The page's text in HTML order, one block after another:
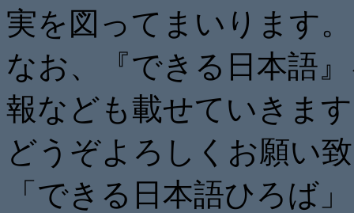
実を図ってまいります。
なお、『できる日本語
報なども載せていきま
どうぞよろしくお願い
「できる日本語ひろば